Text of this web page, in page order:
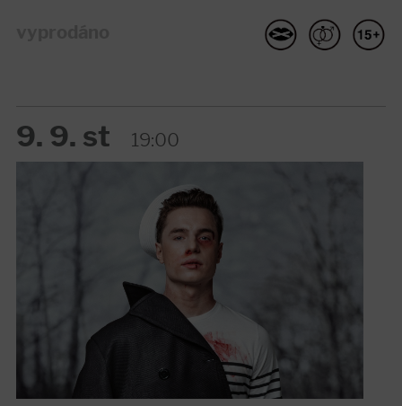
9. 9. st 19:00